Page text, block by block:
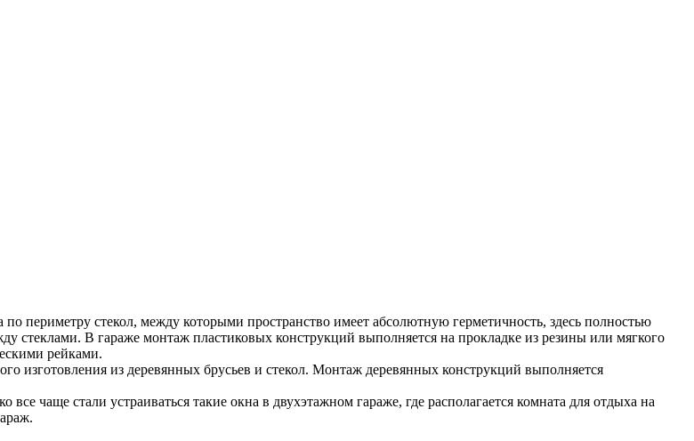
по периметру стекол, между которыми пространство имеет абсолютную герметичность, здесь полностью
стеклами. В гараже монтаж пластиковых конструкций выполняется на прокладке из резины или мягкого
рейками.
изготовления из деревянных брусьев и стекол. Монтаж деревянных конструкций выполняется
все чаще стали устраиваться такие окна в двухэтажном гараже, где располагается комната для отдыха на